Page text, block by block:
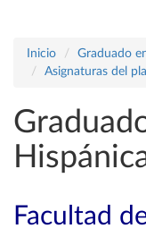
Inicio
Graduado
Asignaturas del
Facultad